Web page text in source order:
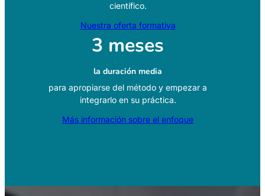
científico.
Nuestra oferta formativa
3 meses
la duración media
para apropiarse del método y empezar a
integrarlo en su práctica.
Más información sobre el enfoque